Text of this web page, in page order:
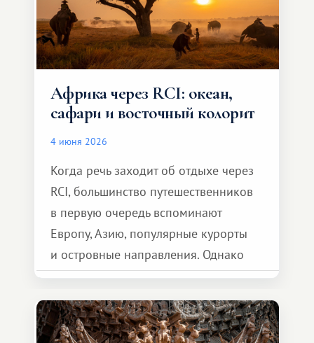
Африка через RCI: океан,
сафари и восточный колорит
4 июня 2026
Когда речь заходит об отдыхе через
RCI, большинство путешественников
в первую очередь вспоминают
Европу, Азию, популярные курорты
и островные направления. Однако
возможности обменной системы
значительно шире. Среди них есть
и Африка — континент, который
способен подарить совершенно иной